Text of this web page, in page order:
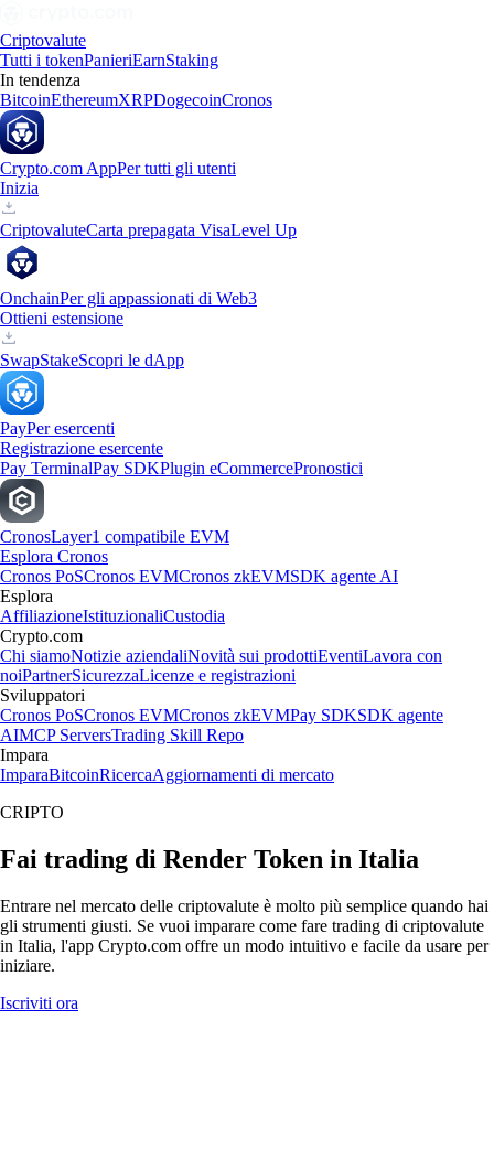
Criptovalute
Tutti i tokenPanieriEarnStaking
In tendenza
BitcoinEthereumXRPDogecoinCronos
Crypto.com AppPer tutti gli utenti
Inizia
CriptovaluteCarta prepagata VisaLevel Up
OnchainPer gli appassionati di Web3
Ottieni estensione
SwapStakeScopri le dApp
PayPer esercenti
Registrazione esercente
Pay TerminalPay SDKPlugin eCommercePronostici
CronosLayer1 compatibile EVM
Esplora Cronos
Cronos PoSCronos EVMCronos zkEVMSDK agente AI
Esplora
AffiliazioneIstituzionaliCustodia
Crypto.com
Chi siamoNotizie aziendaliNovità sui prodottiEventiLavora con
noiPartnerSicurezzaLicenze e registrazioni
Sviluppatori
Cronos PoSCronos EVMCronos zkEVMPay SDKSDK agente
AIMCP ServersTrading Skill Repo
Impara
ImparaBitcoinRicercaAggiornamenti di mercato
CRIPTO
Fai trading di Render Token in Italia
Entrare nel mercato delle criptovalute è molto più semplice quando hai
gli strumenti giusti. Se vuoi imparare come fare trading di criptovalute
in Italia, l'app Crypto.com offre un modo intuitivo e facile da usare per
iniziare.
Iscriviti ora